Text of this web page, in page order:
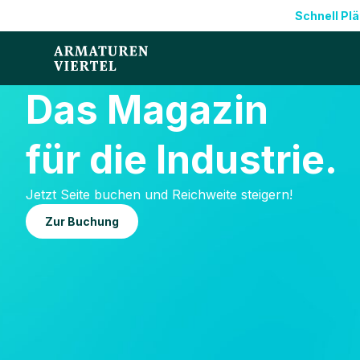
Inhalt
Schnell
Das Magazin
für die Industrie.
Jetzt Seite buchen und Reichweite steigern!
Zur Buchung